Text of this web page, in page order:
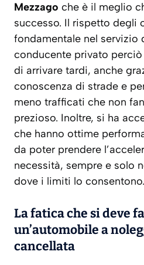
Mezzago che è il meglio
successo. Il rispetto degli
fondamentale nel servizio
conducente privato
di arrivare tardi, anche
conoscenza di strade e
meno trafficati che non
prezioso. Inoltre, si ha
che hanno ottime
da poter prendere
necessità, sempre e solo
dove i limiti lo consentono.
La fatica che si deve
un’automobile a
cancellata